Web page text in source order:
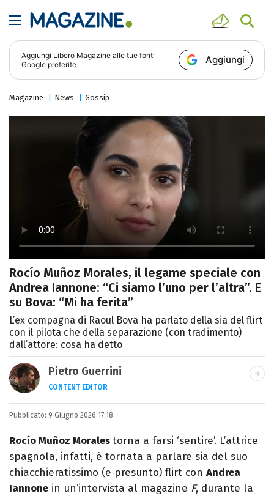
Aggiungi Libero Magazine alle tue fonti
Google preferite
Aggiungi
Magazine News Gossip
Rocío Muñoz Morales, il legame speciale con
Andrea Iannone: “Ci siamo l’uno per l’altra”. E
su Bova: “Mi ha ferita”
L’ex compagna di Raoul Bova ha parlato della sia del flirt
con il pilota che della separazione (con tradimento)
dall’attore: cosa ha detto
Pietro Guerrini
CONTENT EDITOR
Laurea in Lettere, smania di viaggi e
passione per i cartoni (della pizza e della
Pixar).
Pubblicato: 9 Giugno 2026 17:18
Rocío Muñoz Moralestorna a farsi ‘sentire’. L’attrice
spagnola, infatti, è tornata a parlare sia del suo
chiacchieratissimo (e presunto) flirt con Andrea
Iannone in un’intervista al magazine F, durante la